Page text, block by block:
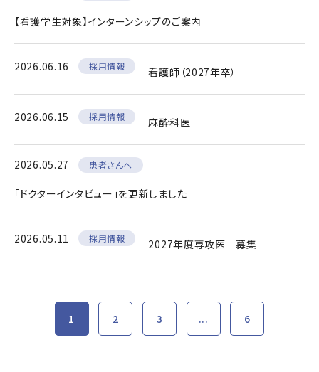
【看護学生対象】インターンシップのご案内
2026.06.16 採用情報 看護師（2027年卒）
2026.06.15 採用情報 麻酔科医
2026.05.27 患者さんへ
「ドクターインタビュー」を更新しました
2026.05.11 採用情報 2027年度専攻医 募集
1 2 3 ... 6